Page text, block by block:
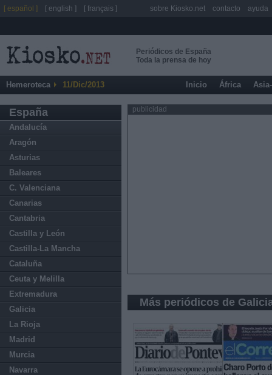
Periódicos de España
Toda la prensa de hoy
Hemeroteca 11/Dic/2013 Inicio África
España
Andalucía
Aragón
Asturias
Baleares
C. Valenciana
Canarias
Cantabria
Castilla y León
Castilla-La Mancha
Cataluña
Ceuta y Melilla
Extremadura
Galicia
La Rioja
Madrid
Murcia
Navarra
publicidad
Más periódicos de
[ español ] [ english ] [ français ] sobre Kiosko.net contacto ayuda